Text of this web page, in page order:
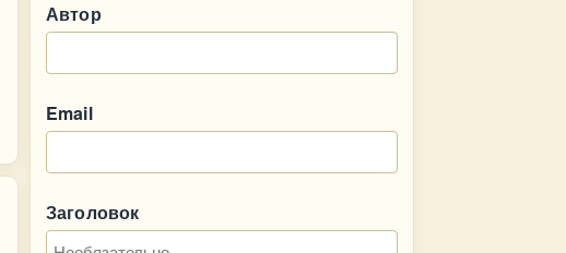
Автор
Email
Заголовок